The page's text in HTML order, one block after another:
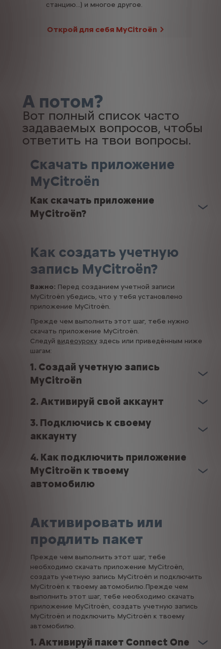
станцию...) и многое другое.
Открой для себя MyCitroën
А потом?
Вот полный список часто
задаваемых вопросов, чтобы
ответить на твои вопросы.
Скачать приложение
MyCitroën
Как скачать приложение
MyCitroën?
Как создать учетную
запись MyCitroën?
Важно: Перед созданием учетной записи
MyCitroën убедись, что у тебя установлено
приложение MyCitroën.
Прежде чем выполнить этот шаг, тебе нужно
скачать приложение MyCitroën.
Следуй видеоуроку здесь или приведённым ниже
шагам:
1. Создай учетную запись
MyCitroën
2. Активируй свой аккаунт
3. Подключись к своему
аккаунту
4. Как подключить приложение
MyCitroën к твоему
автомобилю
Активировать или
продлить пакет
Прежде чем выполнить этот шаг, тебе
необходимо скачать приложение MyCitroën,
создать учетную запись MyCitroën и подключить
MyCitroën к твоему автомобилю.Прежде чем
выполнить этот шаг, тебе необходимо скачать
приложение MyCitroën, создать учетную запись
MyCitroën и подключить MyCitroën к твоему
автомобилю.
1. Активируй пакет Connect One